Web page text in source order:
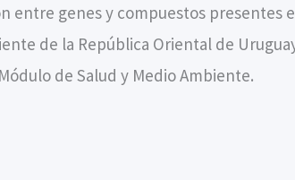
entre genes y compuestos
de la República Oriental de
de Salud y Medio Ambiente.